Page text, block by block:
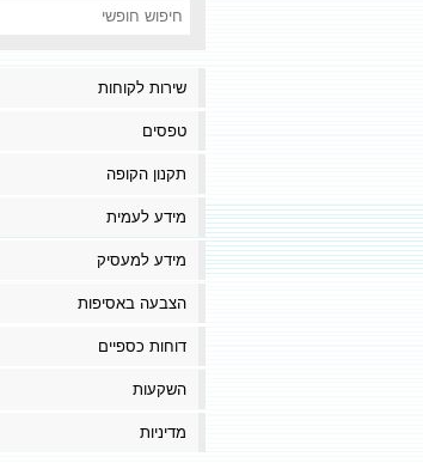
שירות לקוחות
טפסים
תקנון הקופה
מידע לעמית
מידע למעסיק
הצבעה באסיפות
דוחות כספיים
השקעות
מדיניות